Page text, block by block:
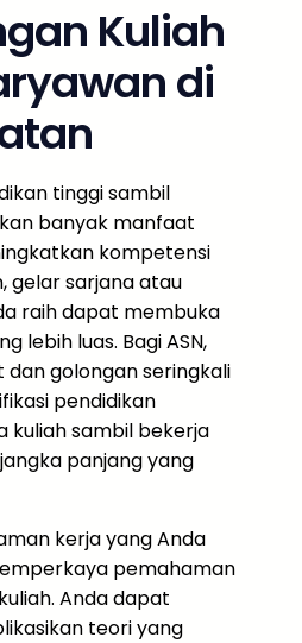
Kuliah
di
tinggi sambil
banyak manfaat
kompetensi
gelar sarjana atau
raih dapat membuka
lebih luas. Bagi ASN,
golongan seringkali
pendidikan
kuliah sambil bekerja
panjang yang
kerja yang Anda
pemahaman
Anda dapat
teori yang